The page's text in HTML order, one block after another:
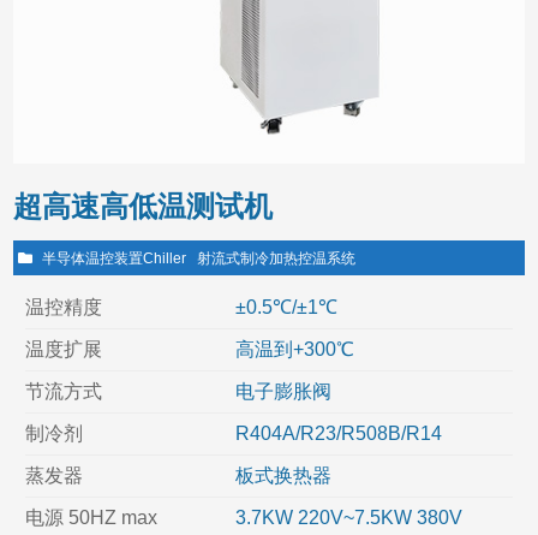
超高速高低温测试机
半导体温控装置Chiller 射流式制冷加热控温系统
温控精度 ±0.5℃/±1℃
温度扩展 高温到+300℃
节流方式 电子膨胀阀
制冷剂 R404A/R23/R508B/R14
蒸发器 板式换热器
电源 50HZ max 3.7KW 220V~7.5KW 380V